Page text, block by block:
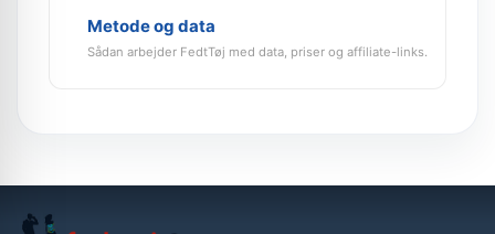
Metode og data
Sådan arbejder FedtTøj med data, priser og affiliate-links.